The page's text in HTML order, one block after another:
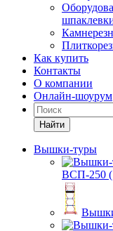
Как купить
Контакты
О компании
Онлайн-шоурум
Найти
Вышки-туры
ВСП-250